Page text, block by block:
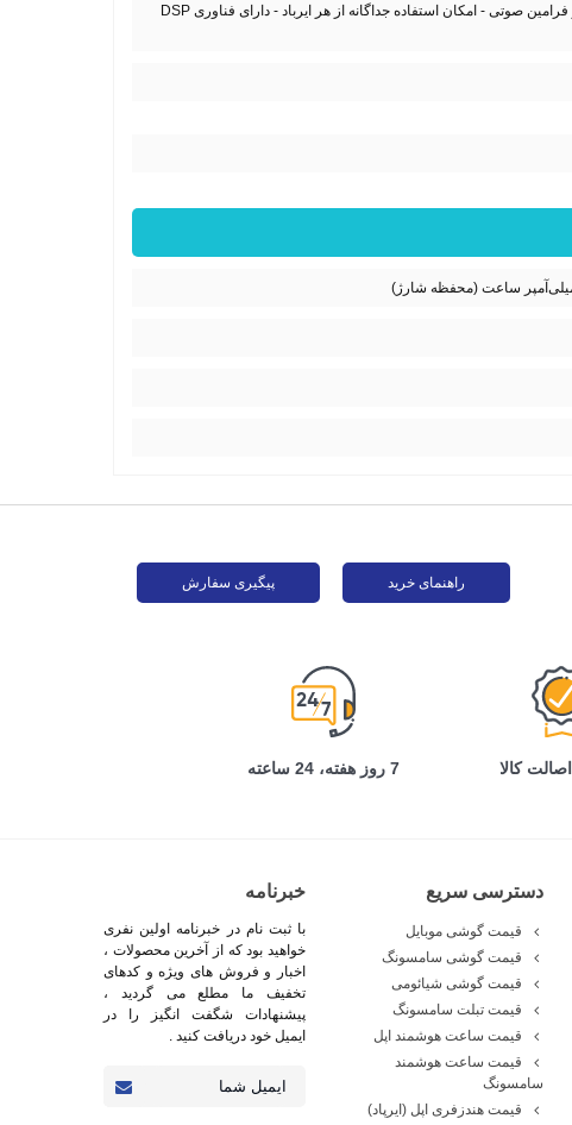
حذف نویز میکروفون / استفاده از دیافراگم‌های تیتانیوم / - پشتیبانی از فرامین صوتی - امکان استفاده جداگانه از هر ایرباد - دارای فناوری DSP
راهنمای خرید پیگیری سفارش
کالا 7 روز هفته، 24 ساعته
دسترسی سریع
قیمت گوشی موبایل
قیمت گوشی سامسونگ
قیمت گوشی شیائومی
قیمت تبلت سامسونگ
قیمت ساعت هوشمند اپل
قیمت ساعت هوشمند
سامسونگ
قیمت هندزفری اپل (ایرپاد)
خبرنامه
با ثبت نام در خبرنامه اولین نفری
خواهید بود که از آخرین محصولات ،
اخبار و فروش های ویژه و کدهای
تخفیف ما مطلع می گردید ،
پیشنهادات شگفت انگیز را در
ایمیل خود دریافت کنید .